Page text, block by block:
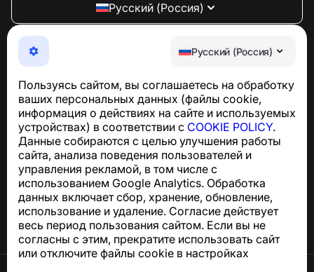
Русский (Россия)
Пользуясь сайтом, вы соглашаетесь на обработку
ваших персональных данных (файлы cookie,
информация о действиях на сайте и используемых
устройствах) в соответствии с COOKIE POLICY.
Данные собираются с целью улучшения работы
сайта, анализа поведения пользователей и
управления рекламой, в том числе с
использованием Google Analytics. Обработка
данных включает сбор, хранение, обновление,
использование и удаление. Согласие действует
весь период пользования сайтом. Если вы не
согласны с этим, прекратите использовать сайт
или отключите файлы cookie в настройках
Русский (Россия)
NumBuster © 2013—2026 ·
Максимально удобное приложение для защиты от
телефонных мошенников, спама и нежелательных
Для запросов по соблюдению GDPR:
support@numbuster.com
Центр поддержки
Новости и статьи
О проекте
Контакты